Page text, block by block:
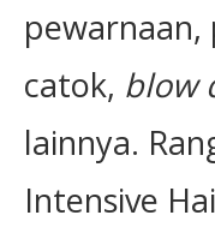
pewarnaan,
catok, blow
lainnya.
Intensive